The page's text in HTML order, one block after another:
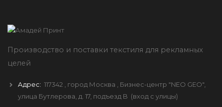
Производство и поставки текстиля для рекламных
целей
Адрес: 117342 , город Москва
, Бизнес-центр "NEO GEO",
улица Бутлерова, д. 17, подъезд B (вход с улицы)